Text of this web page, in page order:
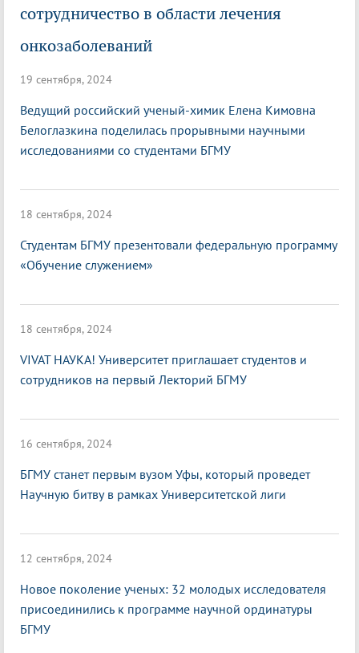
сотрудничество в области лечения
онкозаболеваний
19 сентября, 2024
Ведущий российский ученый-химик Елена Кимовна
Белоглазкина поделилась прорывными научными
исследованиями со студентами БГМУ
18 сентября, 2024
Студентам БГМУ презентовали федеральную программу
«Обучение служением»
18 сентября, 2024
VIVAT НАУКА! Университет приглашает студентов и
сотрудников на первый Лекторий БГМУ
16 сентября, 2024
БГМУ станет первым вузом Уфы, который проведет
Научную битву в рамках Университетской лиги
12 сентября, 2024
Новое поколение ученых: 32 молодых исследователя
присоединились к программе научной ординатуры
БГМУ